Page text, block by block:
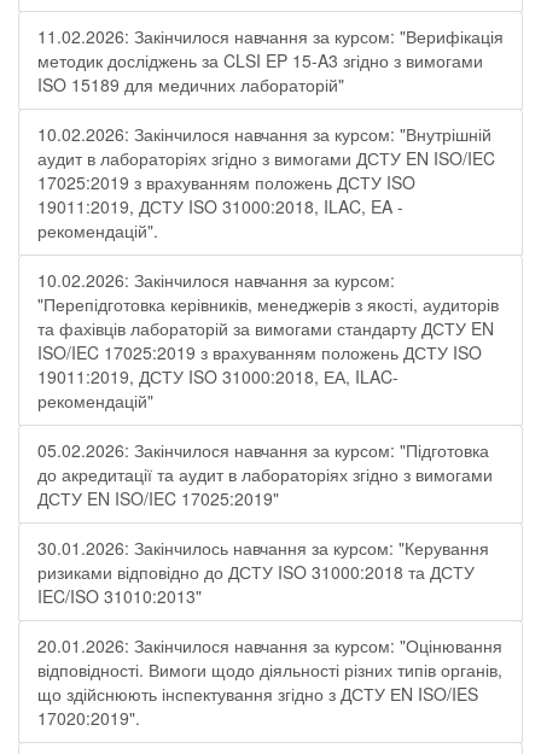
11.02.2026: Закінчилося навчання за курсом: "Верифікація
методик досліджень за CLSI EP 15-A3 згідно з вимогами
ISO 15189 для медичних лабораторій"
10.02.2026: Закінчилося навчання за курсом: "Внутрішній
аудит в лабораторіях згідно з вимогами ДСТУ EN ISO/IEC
17025:2019 з врахуванням положень ДСТУ ISO
19011:2019, ДСТУ ISO 31000:2018, ILAC, EA -
рекомендацій".
10.02.2026: Закінчилося навчання за курсом:
"Перепідготовка керівників, менеджерів з якості, аудиторів
та фахівців лабораторій за вимогами стандарту ДСТУ EN
ISO/IEC 17025:2019 з врахуванням положень ДСТУ ISO
19011:2019, ДСТУ ISO 31000:2018, ЕА, ILAC-
рекомендацій"
05.02.2026: Закінчилося навчання за курсом: "Підготовка
до акредитації та аудит в лабораторіях згідно з вимогами
ДСТУ EN ISO/IEC 17025:2019"
30.01.2026: Закінчилось навчання за курсом: "Керування
ризиками відповідно до ДСТУ ISO 31000:2018 та ДСТУ
IEC/ISO 31010:2013"
20.01.2026: Закінчилося навчання за курсом: "Оцінювання
відповідності. Вимоги щодо діяльності різних типів органів,
що здійснюють інспектування згідно з ДСТУ ЕN ISO/IES
17020:2019".